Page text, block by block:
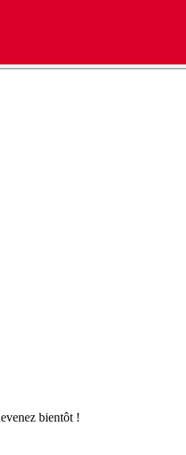
bientôt !